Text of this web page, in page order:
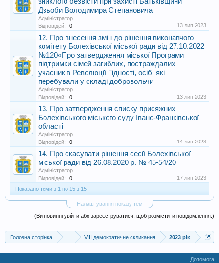
Дзьоби Володимира Степановича
Адміністратор
Відповідей:
0 13 лип 2023
12. Про внесення змін до рішення виконавчого
комітету Болехівської міської ради від 27.10.2022
№120«Про затвердження міської Програми
підтримки сімей загиблих, постраждалих
учасників Революції Гідності, осіб, які
перебували у складі добровольчи
Адміністратор
Відповідей:
0 13 лип 2023
13. Про затвердження списку присяжних
Болехівського міського суду Івано-Франківської
області
Адміністратор
Відповідей:
0 14 лип 2023
14. Про скасувати рішення сесії Болехівської
міської ради від 26.08.2020 р. № 45-54/20
Адміністратор
Відповідей:
0
17 лип 2023
Показано теми з 1 по 15 з 15
Налаштування показу тем
(Ви повинні увійти або зареєструватися, щоб розмістити повідомлення.)
Головна сторінка VIII демократичне скликання 2023 рік
Допомога